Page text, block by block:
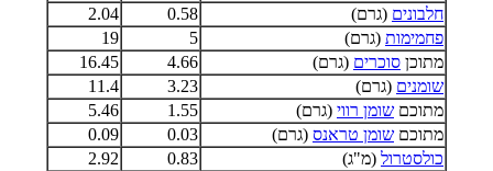
חלבונים (גרם) 0.58
2.04
פחמימות (גרם) 5
19
מתוכן סוכרים (גרם) 4.66
16.45
שומנים (גרם) 3.23
11.4
מתוכם שומן רווי (גרם) 1.55
5.46
מתוכם שומן טראנס (גרם) 0.03
0.09
כולסטרול (מ"ג) 0.83
2.92